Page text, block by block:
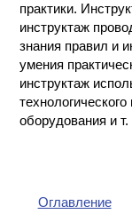
практики.
инструктаж
знания правил и
умения
инструктаж
оборудования и т.
Оглавление